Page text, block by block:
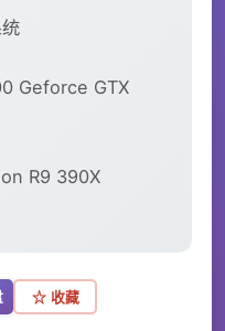
Geforce GTX
R9 390X
☆ 收藏